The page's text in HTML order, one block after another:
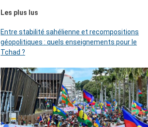
Les plus lus
Entre stabilité sahélienne et recompositions
géopolitiques : quels enseignements pour le
Tchad ?